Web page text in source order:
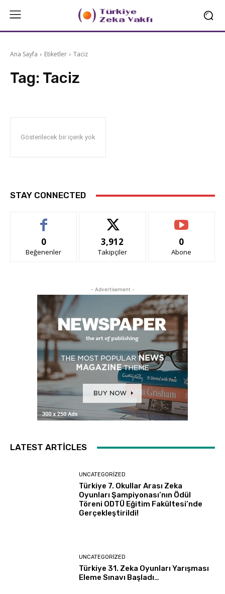
Ana Sayfa Etiketler Taciz
Tag: Taciz
Gösterilecek bir içerik yok
STAY CONNECTED
0
Beğenenler
3,912
Takipçiler
0
Abone
- Advertisement -
LATEST ARTICLES
UNCATEGORIZED
Türkiye 7. Okullar Arası Zeka
Oyunları Şampiyonası’nın Ödül
Töreni ODTÜ Eğitim Fakültesi’nde
Gerçekleştirildi!
UNCATEGORIZED
Türkiye 31. Zeka Oyunları Yarışması
Eleme Sınavı Başladı…